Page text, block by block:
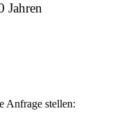
Jahren
Anfrage stellen: